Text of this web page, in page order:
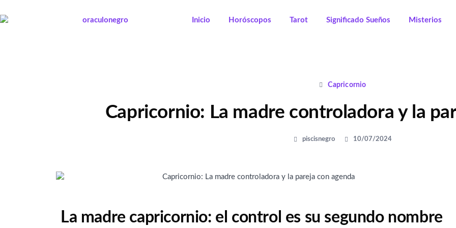
al
Inicio Horóscopos Tarot Significado Sueños Misterios
Capricornio
Capricornio: La madre controladora y la
piscisnegro 10/07/2024
La madre capricornio: el control es su segundo nombre